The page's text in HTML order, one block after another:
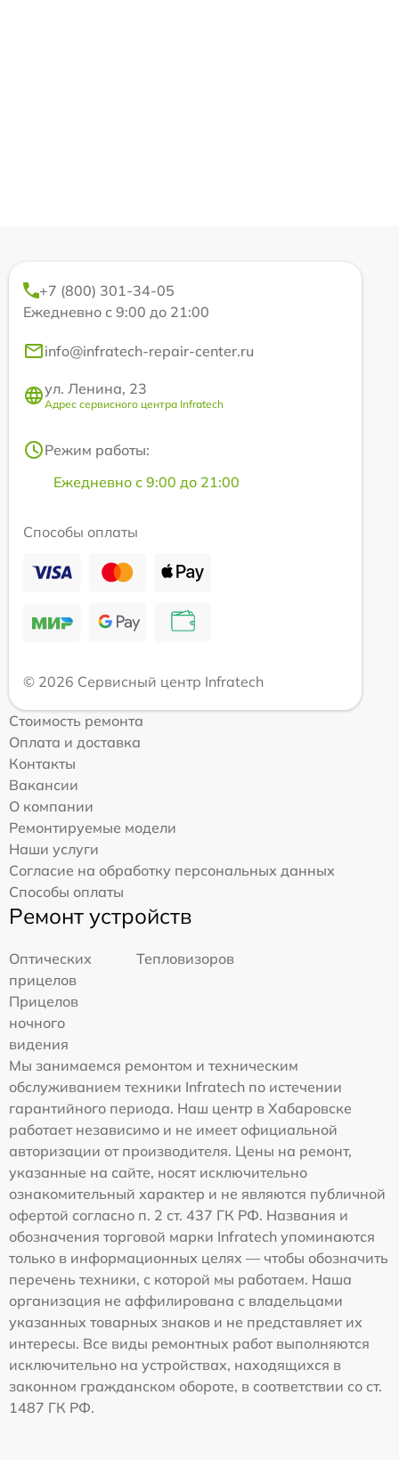
+7 (800) 301-34-05
Ежедневно с 9:00 до 21:00
info@infratech-repair-center.ru
ул. Ленина, 23
Адрес сервисного центра Infratech
Режим работы:
Ежедневно с 9:00 до 21:00
Способы оплаты
© 2026 Сервисный центр Infratech
Стоимость ремонта
Оплата и доставка
Контакты
Вакансии
О компании
Ремонтируемые модели
Наши услуги
Согласие на обработку персональных данных
Способы оплаты
Ремонт устройств
Оптических
прицелов
Тепловизоров
Прицелов
ночного
видения
Мы занимаемся ремонтом и техническим
обслуживанием техники Infratech по истечении
гарантийного периода. Наш центр в Хабаровске
работает независимо и не имеет официальной
авторизации от производителя. Цены на ремонт,
указанные на сайте, носят исключительно
ознакомительный характер и не являются публичной
офертой согласно п. 2 ст. 437 ГК РФ. Названия и
обозначения торговой марки Infratech упоминаются
только в информационных целях — чтобы обозначить
перечень техники, с которой мы работаем. Наша
организация не аффилирована с владельцами
указанных товарных знаков и не представляет их
интересы. Все виды ремонтных работ выполняются
исключительно на устройствах, находящихся в
законном гражданском обороте, в соответствии со ст.
1487 ГК РФ.